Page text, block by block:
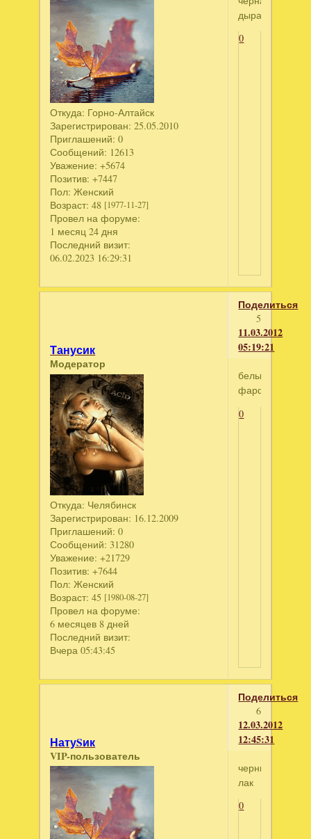
Откуда: Горно-Алтайск
Зарегистрирован: 25.05.2010
Приглашений: 0
Сообщений: 12613
Уважение: +5674
Позитив: +7447
Пол: Женский
Возраст: 48 [1977-11-27]
Провел на форуме:
1 месяц 24 дня
Последний визит:
06.02.2023 16:29:31
дыра
0
Поделиться
5
11.03.2012
05:19:21
Танусик
Модератор
Откуда: Челябинск
Зарегистрирован: 16.12.2009
Приглашений: 0
Сообщений: 31280
Уважение: +21729
Позитив: +7644
Пол: Женский
Возраст: 45 [1980-08-27]
Провел на форуме:
6 месяцев 8 дней
Последний визит:
Вчера 05:43:45
белый
фарфор
0
Поделиться
6
12.03.2012
12:45:31
НатуSик
VIP-пользователь
черный
лак
0